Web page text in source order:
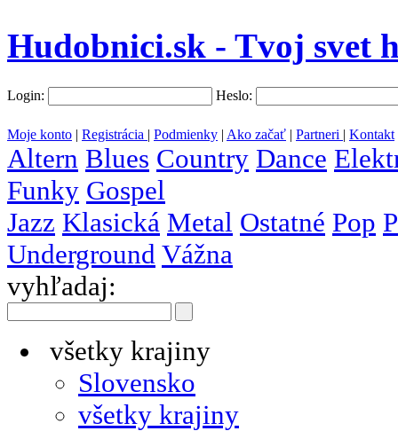
Hudobnici.sk - Tvoj svet
Login: Heslo:
Moje konto | Registrácia | Podmienky | Ako začať | Partneri | Kontakt
Altern Blues Country Dance
Funky Gospel
Jazz Klasická Metal Ostatné Pop
Underground Vážna
vyhľadaj:
všetky krajiny
Slovensko
všetky krajiny